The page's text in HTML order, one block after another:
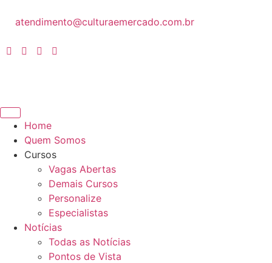
atendimento@culturaemercado.com.br
Home
Quem Somos
Cursos
Vagas Abertas
Demais Cursos
Personalize
Especialistas
Notícias
Todas as Notícias
Pontos de Vista